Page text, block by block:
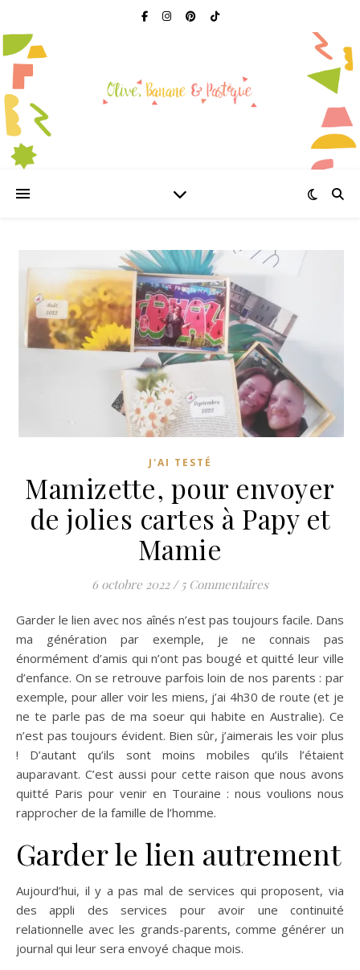
J'AI TESTÉ
Mamizette, pour envoyer
de jolies cartes à Papy et
Mamie
6 octobre 2022 / 5 Commentaires
Garder le lien avec nos aînés n’est pas toujours facile. Dans
ma génération par exemple, je ne connais pas
énormément d’amis qui n’ont pas bougé et quitté leur ville
d’enfance. On se retrouve parfois loin de nos parents : par
exemple, pour aller voir les miens, j’ai 4h30 de route (et je
ne te parle pas de ma soeur qui habite en Australie). Ce
n’est pas toujours évident. Bien sûr, j’aimerais les voir plus
! D’autant qu’ils sont moins mobiles qu’ils l’étaient
auparavant. C’est aussi pour cette raison que nous avons
quitté Paris pour venir en Touraine : nous voulions nous
rapprocher de la famille de l’homme.
Garder le lien autrement
Aujourd’hui, il y a pas mal de services qui proposent, via
des appli des services pour avoir une continuité
relationnelle avec les grands-parents, comme générer un
journal qui leur sera envoyé chaque mois.